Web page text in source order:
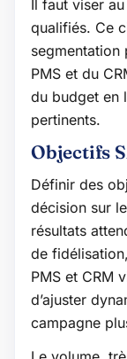
Il faut viser
qualifiés. Ce
segmentation
PMS et du
du budget en
pertinents.
Objectifs
Définir des
décision sur
résultats
de
PMS et CRM
d’ajuster
campagne